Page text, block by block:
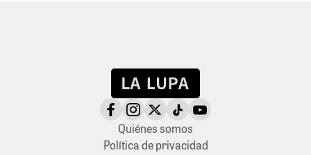
Quiénes somos
Política de privacidad